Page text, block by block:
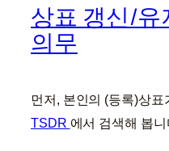
상표 갱신/유
의무
먼저, 본인의 (등록)상
TSDR 에서 검색해 봅니